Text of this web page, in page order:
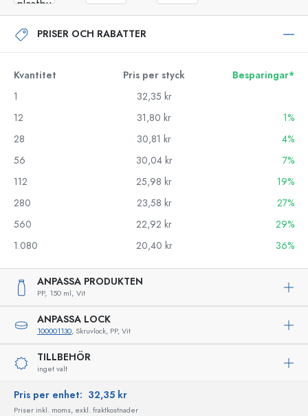
PRISER OCH RABATTER
Kvantitet Pris per styck
Besparingar*
1
32,35 kr
12
31,80 kr
1%
28
30,81 kr
4%
56
30,04 kr
7%
112
25,98 kr
19%
280
23,58 kr
27%
560
22,92 kr
29%
1.080
20,40 kr 36%
ANPASSA PRODUKTEN
PP, 150 ml, Vit
ANPASSA LOCK
100001130, Skruvlock, PP, Vit
TILLBEHÖR
inget valt
Pris per enhet: 32,35 kr
Priser inkl. moms, exkl. fraktkostnader